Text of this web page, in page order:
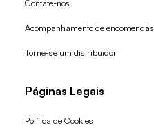
Contate-nos
Acompanhamento de encomendas
Torne-se um distribuidor
Páginas Legais
Política de Cookies